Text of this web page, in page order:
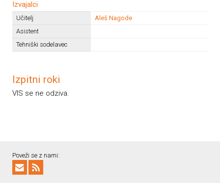
Izvajalci
Učitelj
Aleš Nagode
Asistent
Tehniški sodelavec
Izpitni roki
VIS se ne odziva.
Poveži se z nami: